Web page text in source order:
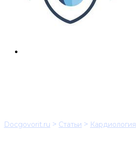
Docgovorit.ru > Статьи > Кардиология